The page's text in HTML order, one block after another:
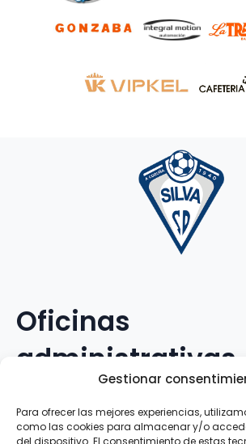
Gestionar
Para ofrecer las mejores experiencias,
como las cookies para almacenar y/o
del dispositivo. El consentimiento de estas
Oficinas
administrativas
Avenida Galileo Galilei, 12
15.008 · A Coruña · España